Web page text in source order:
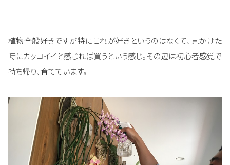
植物全般好きですが特にこれが好きというのはなくて、見かけた
時にカッコイイと感じれば買うという感じ。その辺は初心者感覚で
持ち帰り、育てています。